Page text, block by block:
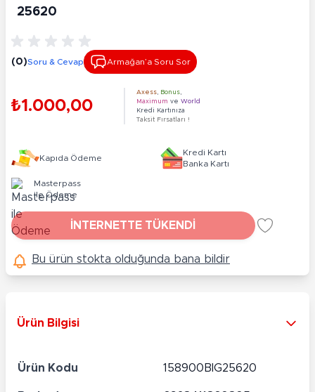
25620
(0)Soru & Cevap Armağan’a Soru Sor
₺1.000,00
Axess Bonus
Maximum ve World
Kredi Kartınıza
Taksit Fırsatları !
Kapıda Ödeme
Kredi Kartı
Banka Kartı
Masterpass
ile Ödeme
İNTERNETTE TÜKENDİ
Bu ürün stokta olduğunda bana bildir
Ürün Bilgisi
Ürün Kodu 158900BIG25620